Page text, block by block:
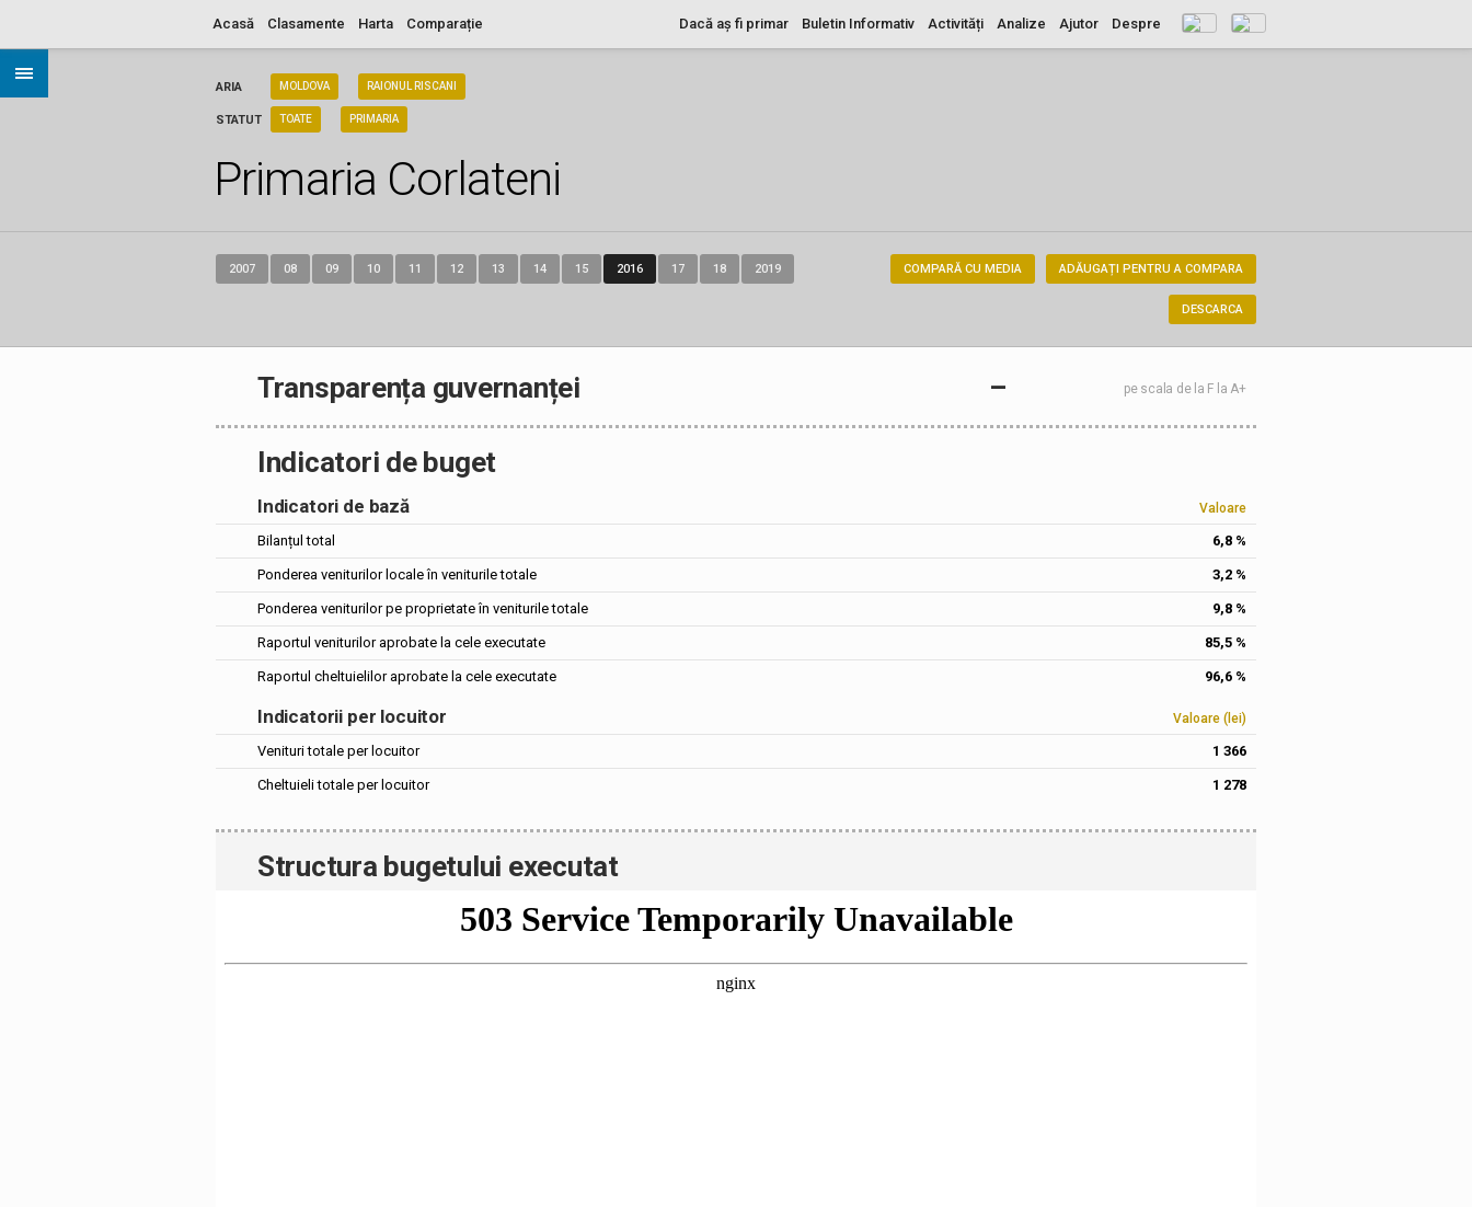
Acasă Despre
Clasamente Ajutor
Analize
Harta Activități
Buletin Informativ
Comparație Dacă aș fi primar
ARIA
STATUT
MOLDOVA RAIONUL RISCANI
TOATE PRIMARIA
Primaria Corlateni
2007 08 09 10 11 12 13 14 15 2016 17 18 2019 ADĂUGAȚI PENTRU A COMPARA
COMPARĂ CU MEDIA
DESCARCA
Transparența guvernanței – pe scala de la F la A+
Indicatori de buget
Indicatori de bază Valoare
Bilanțul total 6,8 %
Ponderea veniturilor locale în veniturile totale 3,2 %
Ponderea veniturilor pe proprietate în veniturile totale 9,8 %
Raportul veniturilor aprobate la cele executate 85,5 %
Raportul cheltuielilor aprobate la cele executate 96,6 %
Indicatorii per locuitor Valoare (lei)
Venituri totale per locuitor 1 366
Cheltuieli totale per locuitor 1 278
Structura bugetului executat